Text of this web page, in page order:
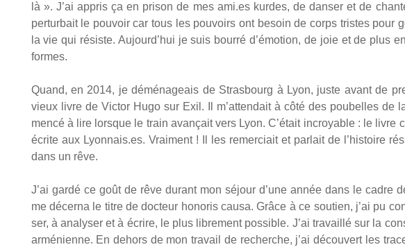
là ». J’ai appris ça en pri­son de mes ami.es kurdes, de dan­ser et de
per­tur­bait le pou­voir car tous les pou­voirs ont besoin de corps tristes pour
la vie qui résiste. Aujourd’hui je suis bour­ré d’émotion, de joie et de plus
formes.
Quand, en 2014, je démé­na­geais de Stras­bourg à Lyon, juste avant de
vieux livre de Vic­tor Hugo sur Exil. Il m’attendait à côté des pou­belles de
men­cé à lire lorsque le train avan­çait vers Lyon. C’était incroyable : le livre
écrite aux Lyonnais.es. Vrai­ment ! Il les remer­ciait et par­lait de l’histoire
dans un rêve.
J’ai gar­dé ce goût de rêve durant mon séjour d’une année dans le cadre
me décer­na le titre de doc­teur hono­ris cau­sa. Grâce à ce sou­tien, j’ai pu
ser, à ana­ly­ser et à écrire, le plus libre­ment pos­sible. J’ai tra­vaillé sur la
armé­nienne. En dehors de mon tra­vail de recherche, j’ai décou­vert les